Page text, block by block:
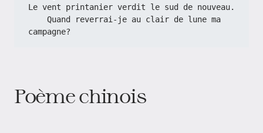
Le vent printanier verdit le sud de nouveau.
campagne?
Poème chinois